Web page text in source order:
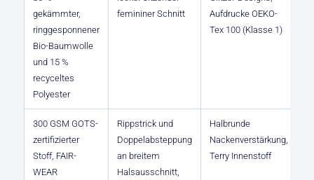
gekämmter,
ringgesponnener
Bio-Baumwolle
und 15 %
recyceltes
Polyester
femininer Schnitt
Aufdrucke OEKO-
Tex 100 (Klasse 1)
300 GSM GOTS-
zertifizierter
Stoff, FAIR-
WEAR
Rippstrick und
Doppelabsteppung
an breitem
Halsausschnitt,
Halbrunde
Nackenverstärkung,
Terry Innenstoff